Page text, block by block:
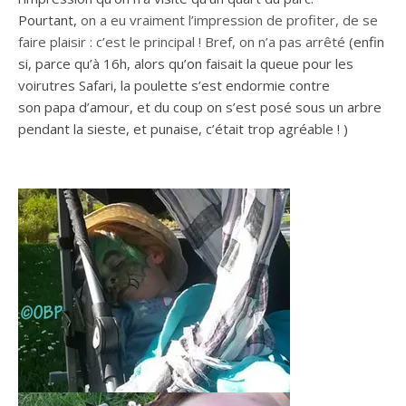
Pourtant, on a eu vraiment l’impression de profiter, de se
faire plaisir : c’est le principal ! Bref, on n’a pas arrêté (enfin
si, parce qu’à 16h, alors qu’on faisait la queue pour les
voirutres Safari, la poulette s’est endormie contre
son papa d’amour, et du coup on s’est posé sous un arbre
pendant la sieste, et punaise, c’était trop agréable ! )